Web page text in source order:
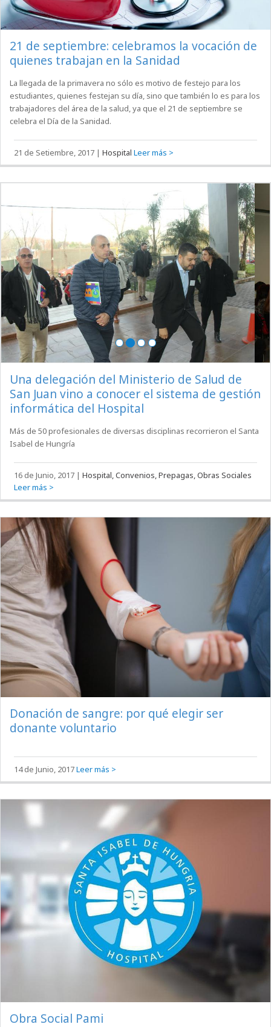
21 de septiembre: celebramos la vocación de
quienes trabajan en la Sanidad
La llegada de la primavera no sólo es motivo de festejo para los
estudiantes, quienes festejan su día, sino que también lo es para los
trabajadores del área de la salud, ya que el 21 de septiembre se
celebra el Día de la Sanidad.
21 de Setiembre, 2017 |Hospital Leer más >
Una delegación del Ministerio de Salud de
San Juan vino a conocer el sistema de gestión
informática del Hospital
Más de 50 profesionales de diversas disciplinas recorrieron el Santa
Isabel de Hungría
16 de Junio, 2017 |Hospital, Convenios, Prepagas, Obras Sociales
Leer más >
Donación de sangre: por qué elegir ser
donante voluntario
14 de Junio, 2017Leer más >
Obra Social Pami